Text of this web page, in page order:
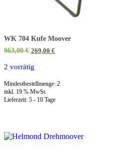
WK 704 Kufe Moover
963,00€ Ursprünglicher
war:
269,00 €Aktueller
2 vorrätig
Mindestbestellmenge: 2
inkl. 19 % MwSt.
Lieferzeit: 5 - 10 Tage